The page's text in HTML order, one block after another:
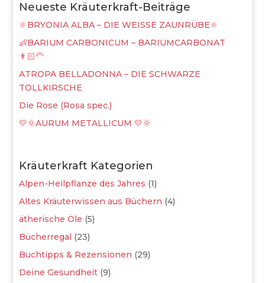
Neueste Kräuterkraft-Beiträge
🔆BRYONIA ALBA – DIE WEISSE ZAUNRÜBE🔆
👶BARIUM CARBONICUM – BARIUMCARBONAT
👨🏻‍🦳
ATROPA BELLADONNA – DIE SCHWARZE
TOLLKIRSCHE
Die Rose (Rosa spec.)
💛🌞AURUM METALLICUM 💛🌞
Kräuterkraft Kategorien
Alpen-Heilpflanze des Jahres (1)
Altes Kräuterwissen aus Büchern (4)
ätherische Öle (5)
Bücherregal (23)
Buchtipps & Rezensionen (29)
Deine Gesundheit (9)